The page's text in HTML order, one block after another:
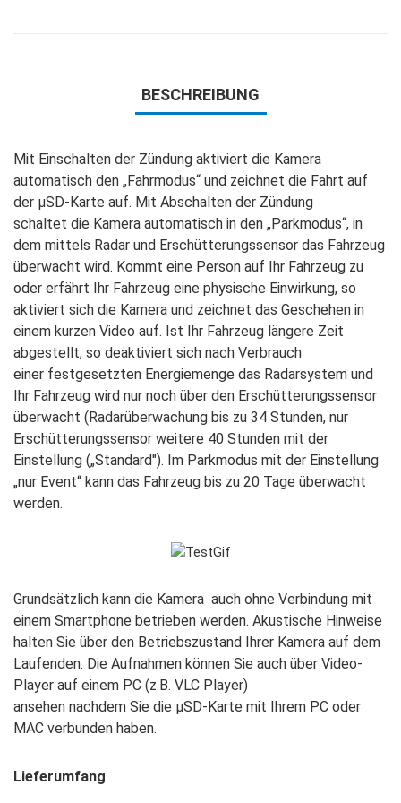
BESCHREIBUNG
Mit Einschalten der Zündung aktiviert die Kamera
automatisch den „Fahrmodus“ und zeichnet die Fahrt auf
der μSD-Karte auf. Mit Abschalten der Zündung
schaltet die Kamera automatisch in den „Parkmodus“, in
dem mittels Radar und Erschütterungssensor das Fahrzeug
überwacht wird. Kommt eine Person auf Ihr Fahrzeug zu
oder erfährt Ihr Fahrzeug eine physische Einwirkung, so
aktiviert sich die Kamera und zeichnet das Geschehen in
einem kurzen Video auf. Ist Ihr Fahrzeug längere Zeit
abgestellt, so deaktiviert sich nach Verbrauch
einer festgesetzten Energiemenge das Radarsystem und
Ihr Fahrzeug wird nur noch über den Erschütterungssensor
überwacht (Radarüberwachung bis zu 34 Stunden, nur
Erschütterungssensor weitere 40 Stunden mit der
Einstellung („Standard"). Im Parkmodus mit der Einstellung
„nur Event“ kann das Fahrzeug bis zu 20 Tage überwacht
werden.
Grundsätzlich kann die Kamera auch ohne Verbindung mit
einem Smartphone betrieben werden. Akustische Hinweise
halten Sie über den Betriebszustand Ihrer Kamera auf dem
Laufenden. Die Aufnahmen können Sie auch über Video-
Player auf einem PC (z.B. VLC Player)
ansehen nachdem Sie die μSD-Karte mit Ihrem PC oder
MAC verbunden haben.
Lieferumfang